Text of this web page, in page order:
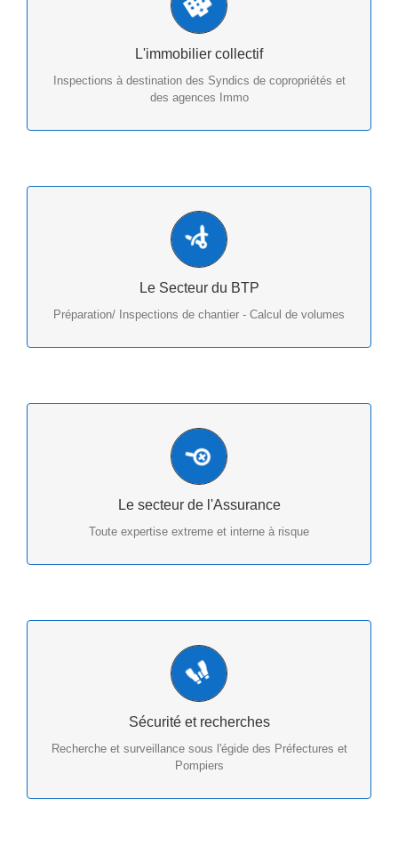
L'immobilier collectif
Inspections à destination des Syndics de copropriétés et
des agences Immo
Analyse Thermographie (DTG) Inspection de toiture
& constat
Le Secteur du BTP
Préparation/ Inspections de chantier - Calcul de volumes
Inspection - Sécurisation - Diagnostique -
Modélisation 3D - Mesures - Formation
Le secteur de l'Assurance
Toute expertise extreme et interne à risque
Inspection sinistres - Evaluation terrain - Avant/Après
- Expertises
Sécurité et recherches
Recherche et surveillance sous l'égide des Préfectures et
Pompiers
Recherche d'individus de jour comme de nuit en
thermographie - inspection - surveillance